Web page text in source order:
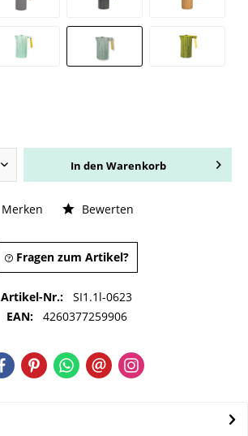
In den Warenkorb
Merken Bewerten
Fragen zum Artikel?
Artikel-Nr.:
SI1.1l-0623
EAN:
4260377259906